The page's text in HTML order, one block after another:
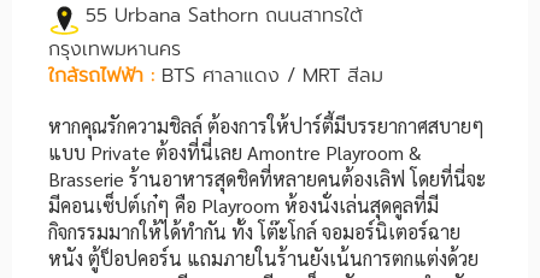
55 Urbana Sathorn ถนนสาทรใต้
กรุงเทพมหานคร
ใกล้รถไฟฟ้า : BTS ศาลาแดง / MRT สีลม
หากคุณรักความชิลล์ ต้องการให้ปาร์ตี้มีบรรยากาศสบายๆ
แบบ Private ต้องที่นี่เลย Amontre Playroom &
Brasserie ร้านอาหารสุดชิคที่หลายคนต้องเลิฟ โดยที่นี่จะ
มีคอนเซ็ปต์เก๋ๆ คือ Playroom ห้องนั่งเล่นสุดคูลที่มี
กิจกรรมมากให้ได้ทำกัน ทั้ง โต๊ะโกล์ จอมอร์นิเตอร์ฉาย
หนัง ตู้ป็อปคอร์น แถมภายในร้านยังเน้นการตกแต่งด้วย